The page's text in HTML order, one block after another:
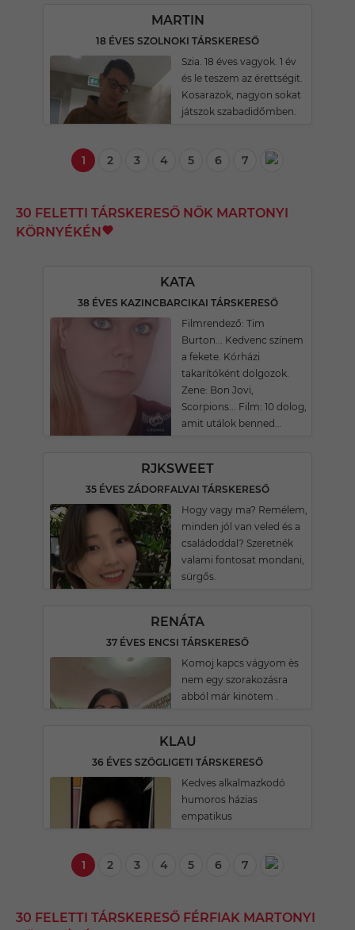
MARTIN
18 ÉVES SZOLNOKI TÁRSKERESŐ
Szia. 18 éves vagyok. 1 év
és le teszem az érettségit.
Kosarazok, nagyon sokat
játszok szabadidőmben.
1 2 3 4 5 6 7
30 FELETTI TÁRSKERESŐ NŐK MARTONYI
KÖRNYÉKÉN
KATA
38 ÉVES KAZINCBARCIKAI TÁRSKERESŐ
Filmrendező: Tim
Burton... Kedvenc színem
a fekete. Kórházi
takarítóként dolgozok.
Zene: Bon Jovi,
Scorpions... Film: 10 dolog,
amit utálok benned...
RJKSWEET
35 ÉVES ZÁDORFALVAI TÁRSKERESŐ
Hogy vagy ma? Remélem,
minden jól van veled és a
családoddal? Szeretnék
valami fontosat mondani,
sürgős.
RENÁTA
37 ÉVES ENCSI TÁRSKERESŐ
Komoj kapcs vágyom ès
nem egy szorakozásra
abból már kinötem .
KLAU
36 ÉVES SZÖGLIGETI TÁRSKERESŐ
Kedves alkalmazkodó
humoros házias
empatikus
1 2 3 4 5 6 7
30 FELETTI TÁRSKERESŐ FÉRFIAK MARTONYI